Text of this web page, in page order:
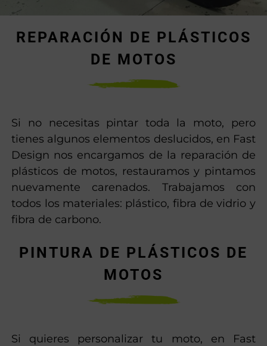
REPARACIÓN DE PLÁSTICOS
DE MOTOS
Si no necesitas pintar toda la moto, pero
tienes algunos elementos deslucidos, en Fast
Design nos encargamos de la reparación de
plásticos de motos, restauramos y pintamos
nuevamente carenados. Trabajamos con
todos los materiales: plástico, fibra de vidrio y
fibra de carbono.
PINTURA DE PLÁSTICOS DE
MOTOS
Si quieres personalizar tu moto, en Fast